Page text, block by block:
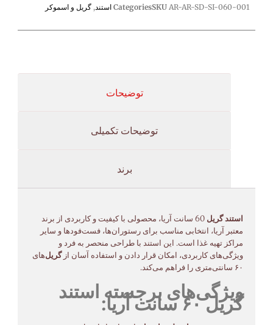
SKU AR-AR-SD-SI-060-001
Categories استند , گریل و اسموکر
توضیحات
توضیحات تکمیلی
برند
استند گریل
60 سانت آریا، محصولی با کیفیت و کاربردی از برند
معتبر آریا، انتخابی مناسب برای رستوران‌ها، فست‌فودها و سایر
مراکز تهیه غذا است. این استند با طراحی منحصر به فرد و
ویژگی‌های کاربردی، امکان قرار دادن و استفاده آسان ازگریل‌های
۶۰ سانتی‌متری را فراهم می‌کند.
ویژگی‌های برجسته استند
گریل ۶۰ سانت آریا: